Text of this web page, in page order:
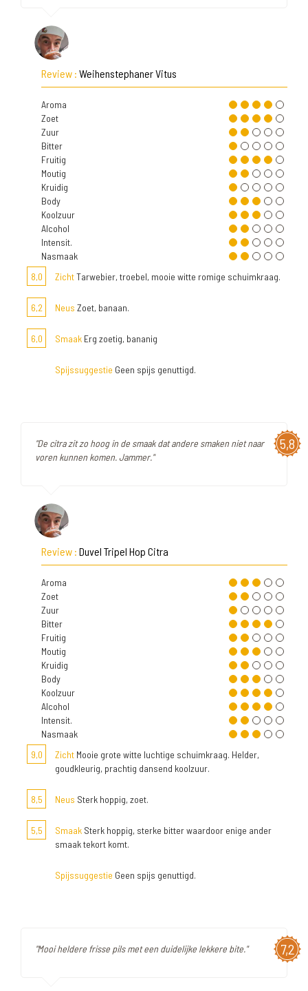
Review : Weihenstephaner Vitus
Aroma
Zoet
Zuur
Bitter
Fruitig
Moutig
Kruidig
Body
Koolzuur
Alcohol
Intensit.
Nasmaak
8,0
ZichtTarwebier, troebel, mooie witte romige schuimkraag.
6,2 Neus Zoet, banaan.
6,0 Smaak Erg zoetig, bananig
Spijssuggestie Geen spijs genuttigd.
5,8
"De citra zit zo hoog in de smaak dat andere smaken niet naar
voren kunnen komen. Jammer."
Review : Duvel Tripel Hop Citra
Aroma
Zoet
Zuur
Bitter
Fruitig
Moutig
Kruidig
Body
Koolzuur
Alcohol
Intensit.
Nasmaak
9,0
Zicht Mooie grote witte luchtige schuimkraag. Helder,
goudkleurig, prachtig dansend koolzuur.
8,5 Neus Sterk hoppig, zoet.
5,5 Smaak Sterk hoppig, sterke bitter waardoor enige ander
smaak tekort komt.
Spijssuggestie Geen spijs genuttigd.
7,2
"Mooi heldere frisse pils met een duidelijke lekkere bite."